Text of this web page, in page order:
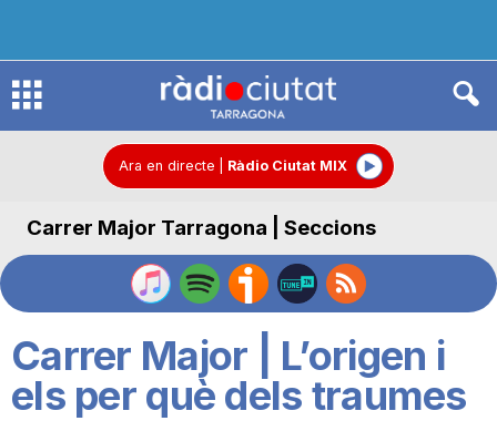
R
d
o
Ara en directe Ràdio Ciutat MIX
Carrer Major Tarragona | Seccions
Carrer Major | L’origen i
els per què dels traumes